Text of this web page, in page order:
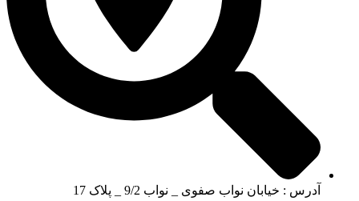
آدرس : خیابان نواب صفوی _ نواب 9/2 _ پلاک 17